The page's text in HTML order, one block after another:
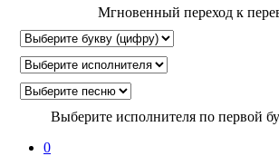
Мгновенный переход к
Выберите исполнителя по первой
0